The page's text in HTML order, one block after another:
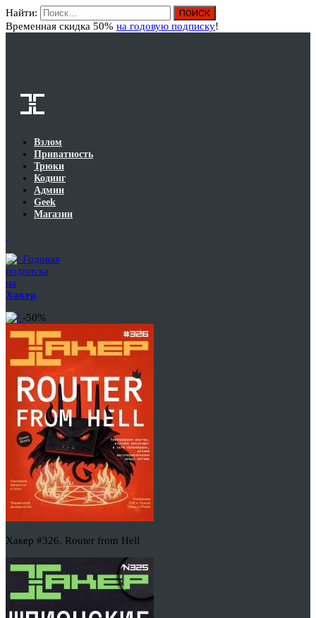
Найти:
Временная скидка 50% на годовую подписку!
Взлом
Приватность
Трюки
Кодинг
Админ
Geek
Магазин
Годовая
подписка
на
Хакер
-50%
Хакер #326. Router from Hell